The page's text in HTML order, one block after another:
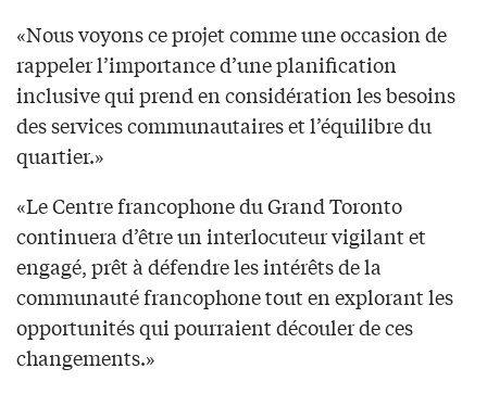
«Nous voyons ce projet comme une occasion de
rappeler l’importance d’une planification
inclusive qui prend en considération les besoins
des services communautaires et l’équilibre du
quartier.»
«Le Centre francophone du Grand Toronto
continuera d’être un interlocuteur vigilant et
engagé, prêt à défendre les intérêts de la
communauté francophone tout en explorant les
opportunités qui pourraient découler de ces
changements.»